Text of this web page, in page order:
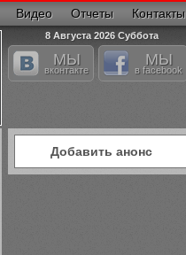
Видео Отчеты Контакты
8 Августа 2026 Суббота
МЫ
вконтакте
МЫ
в facebook
Добавить анонс